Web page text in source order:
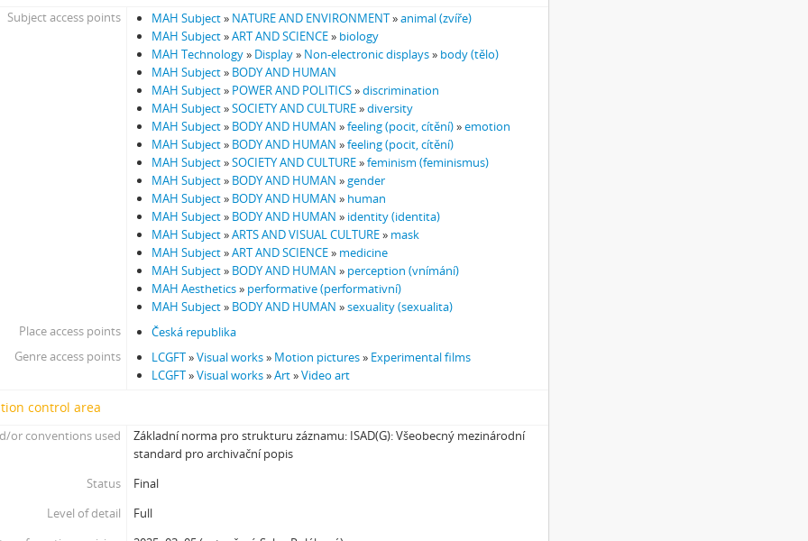
Subject access points MAH Subject» NATURE AND ENVIRONMENT»animal (zvíře)
MAH Subject»ART AND SCIENCE» biology
MAH Technology» Display» Non-electronic displays» body (tělo)
MAH Subject» BODY AND HUMAN
MAH Subject» POWER AND POLITICS»discrimination
MAH Subject»SOCIETY AND CULTURE»diversity
MAH Subject» BODY AND HUMAN »feeling (pocit, cítění)»emotion
MAH Subject» BODY AND HUMAN »feeling (pocit, cítění)
MAH Subject»SOCIETY AND CULTURE»feminism (feminismus)
MAH Subject» BODY AND HUMAN »gender
MAH Subject» BODY AND HUMAN » human
MAH Subject» BODY AND HUMAN » identity (identita)
MAH Subject»ARTS AND VISUAL CULTURE» mask
MAH Subject»ART AND SCIENCE» medicine
MAH Subject» BODY AND HUMAN » perception (vnímání)
MAH Aesthetics» performative (performativní)
MAH Subject» BODY AND HUMAN »sexuality (sexualita)
Place access points
Česká republika
Genre access points
LCGFT»Visual works» Motion pictures» Experimental films
LCGFT»Visual works»Art»Video art
control area
or conventions used
Základní norma pro strukturu záznamu: ISAD(G): Všeobecný mezinárodní
standard pro archivační popis
Status
Final
Level of detail
Full